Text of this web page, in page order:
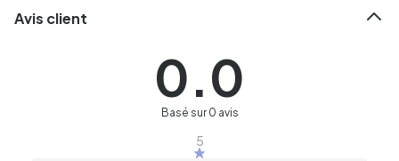
Avis client
0.0
Basé sur 0 avis
5